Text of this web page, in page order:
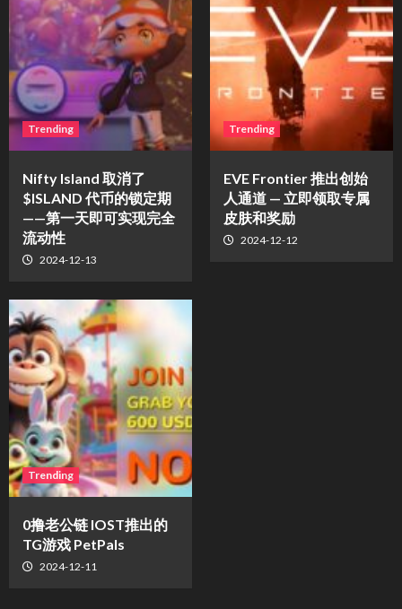
Trending
Nifty Island 取消了
$ISLAND 代币的锁定期
——第一天即可实现完全
流动性
2024-12-13
Trending
EVE Frontier 推出创始
人通道 — 立即领取专属
皮肤和奖励
2024-12-12
Trending
0撸老公链 IOST推出的
TG游戏 PetPals
2024-12-11